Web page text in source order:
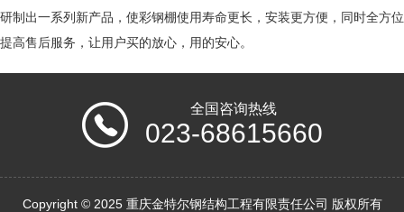
研制出一系列新产品，使彩钢棚使用寿命更长，安装更方便，同时全方位
提高售后服务，让用户买的放心，用的安心。
全国咨询热线
023-68615660
Copyright © 2025 重庆金特尔钢结构工程有限责任公司 版权所有